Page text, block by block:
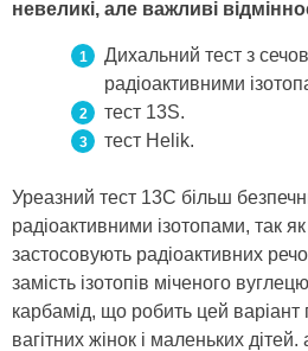
невеликі, але важливі
Дихальний тест з
радіоактивними
тест 13S.
тест Helik.
Уреазний тест 13С більш
радіоактивними ізотопами, так
застосовують радіоактивних
замість ізотопів міченого
карбамід, що робить цей
вагітних жінок і маленьких